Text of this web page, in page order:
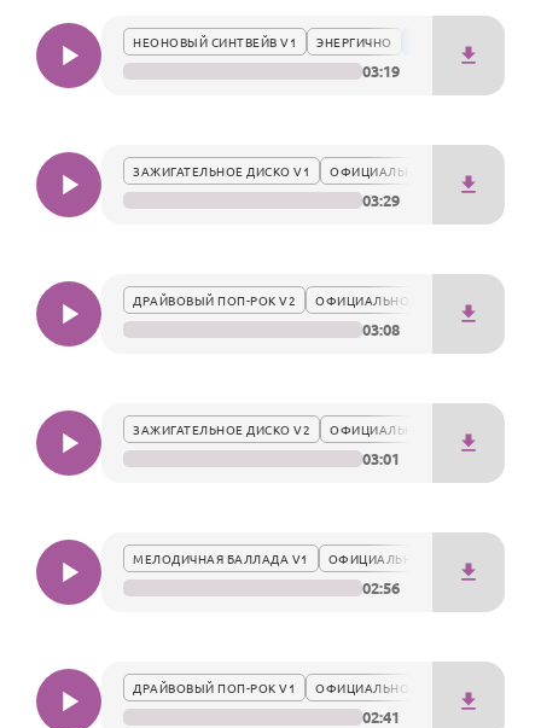
настоящему вдохновляющим.
НЕОНОВЫЙ СИНТВЕЙВ V1 ЭНЕРГИЧНО
03:19
ЗАЖИГАТЕЛЬНОЕ ДИСКО V1 ОФИЦИАЛЬНО
03:29
ДРАЙВОВЫЙ ПОП-РОК V2 ОФИЦИАЛЬНО
03:08
ЗАЖИГАТЕЛЬНОЕ ДИСКО V2 ОФИЦИАЛЬНО
03:01
МЕЛОДИЧНАЯ БАЛЛАДА V1 ОФИЦИАЛЬНО
02:56
ДРАЙВОВЫЙ ПОП-РОК V1 ОФИЦИАЛЬНО
02:41